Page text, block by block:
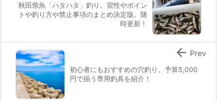
秋田県魚「ハタハタ」釣り。習性やポイン
トや釣り方や禁止事項のまとめ決定版。随
時更新！
初心者にもおすすめの穴釣り。予算5,000
円で揃う専用釣具を紹介！
 Prev